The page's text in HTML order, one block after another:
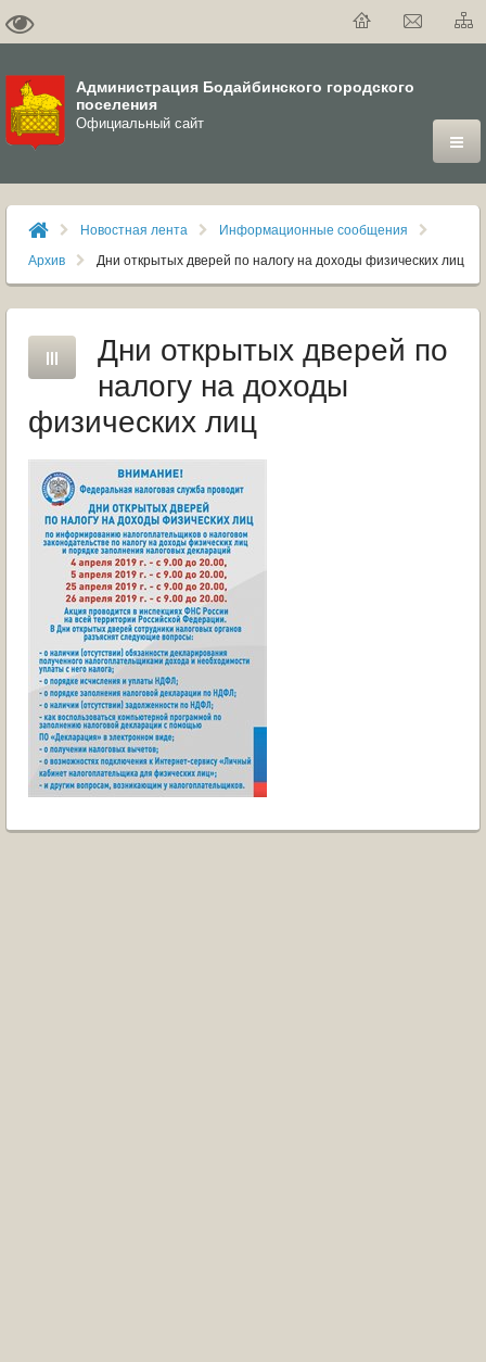
Администрация Бодайбинского городского
поселения
Официальный сайт
ГОРОД
ДУМА
ВЛАСТЬ
ДОКУМЕНТЫ
ОФИЦИАЛЬНЫЙ ВЕСТНИК БОДАЙБО
ОБРАЩЕНИЯ ГРАЖДАН
ГРАДОСТРОИТЕЛЬНАЯ ДЕЯТЕЛЬНОСТЬ
ИНФОРМИРОВАНИЕ НАСЕЛЕНИЯ
ДЕЯТЕЛЬНОСТЬ ПРОКУРАТУРЫ
МУНИЦИПАЛЬНЫЙ КОНТРОЛЬ
ПОИСК ПО САЙТУ
Новостная лента
Информационные сообщения
Архив
Дни открытых дверей по налогу на доходы физических лиц
Дни открытых дверей по
налогу на доходы
физических лиц